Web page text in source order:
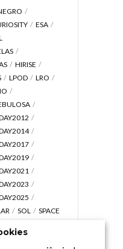
ESA
HIRISE
LPOD
LRO
SOL
SPACE